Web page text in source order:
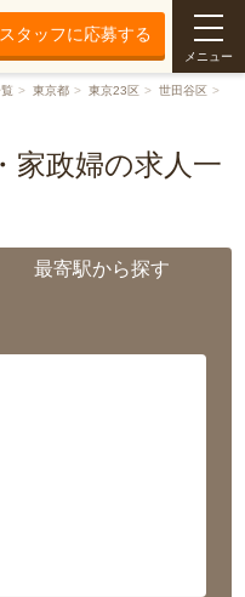
スタッフに応募する
メニュー
東京都 東京23区
世田谷区
家政婦の求人一
最寄駅から探す